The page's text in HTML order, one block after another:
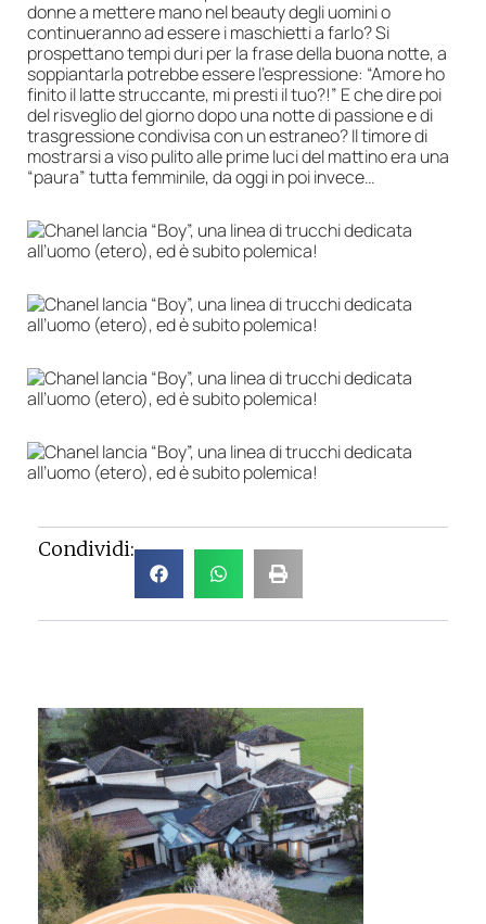
donne a mettere mano nel beauty degli uomini o
continueranno ad essere i maschietti a farlo? Si
prospettano tempi duri per la frase della buona notte, a
soppiantarla potrebbe essere l’espressione: “Amore ho
finito il latte struccante, mi presti il tuo?!” E che dire poi
del risveglio del giorno dopo una notte di passione e di
trasgressione condivisa con un estraneo? Il timore di
mostrarsi a viso pulito alle prime luci del mattino era una
“paura” tutta femminile, da oggi in poi invece…
Condividi: